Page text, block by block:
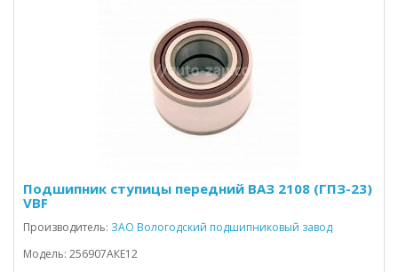
Подшипник ступицы передний ВАЗ 2108 (ГПЗ-23)
VBF
Производитель: ЗАО Вологодский подшипниковый завод
Модель: 256907АКЕ12